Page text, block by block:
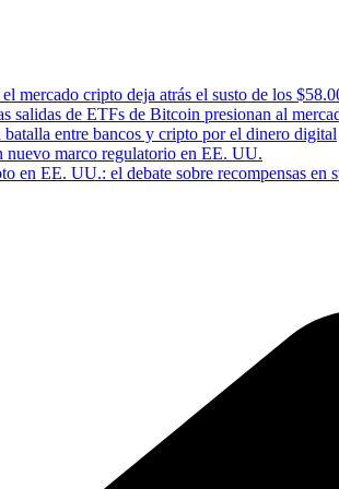
mercado cripto deja atrás el susto de los
salidas de ETFs de Bitcoin presionan al
entre bancos y cripto por el dinero digital
nuevo marco regulatorio en EE. UU.
en EE. UU.: el debate sobre recompensas en